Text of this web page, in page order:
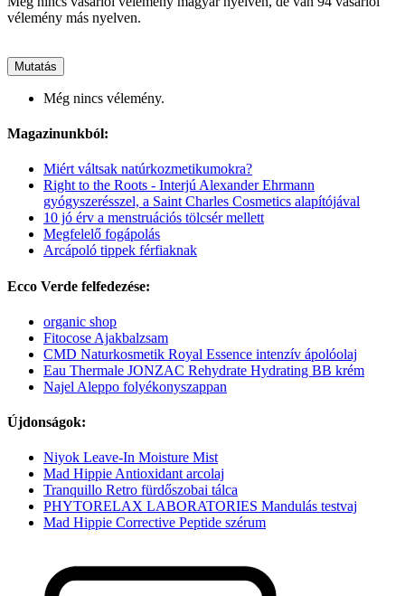
vélemény más nyelven.
Mutatás
Még nincs vélemény.
Magazinunkból:
Miért váltsak natúrkozmetikumokra?
Right to the Roots - Interjú Alexander Ehrmann
gyógyszerésszel, a Saint Charles Cosmetics alapítójával
10 jó érv a menstruációs tölcsér mellett
Megfelelő fogápolás
Arcápoló tippek férfiaknak
Ecco Verde felfedezése:
organic shop
Fitocose Ajakbalzsam
CMD Naturkosmetik Royal Essence intenzív ápolóolaj
Eau Thermale JONZAC Rehydrate Hydrating BB krém
Najel Aleppo folyékonyszappan
Újdonságok:
Niyok Leave-In Moisture Mist
Mad Hippie Antioxidant arcolaj
Tranquillo Retro fürdőszobai tálca
PHYTORELAX LABORATORIES Mandulás testvaj
Mad Hippie Corrective Peptide szérum